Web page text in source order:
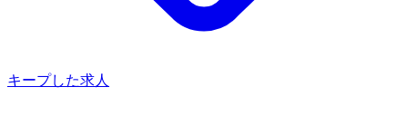
キープした求人